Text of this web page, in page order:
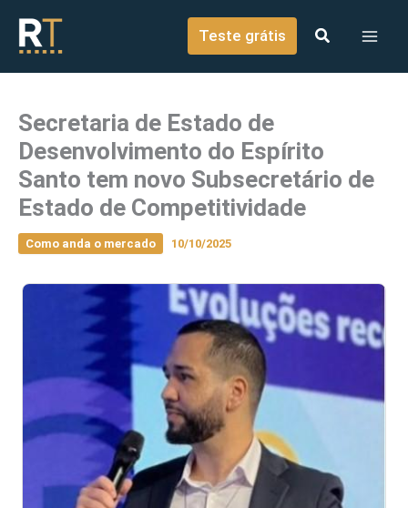
conteúdo
Teste grátis
Secretaria de Estado de
Desenvolvimento do Espírito
Santo tem novo Subsecretário de
Estado de Competitividade
Como anda o mercado 10/10/2025